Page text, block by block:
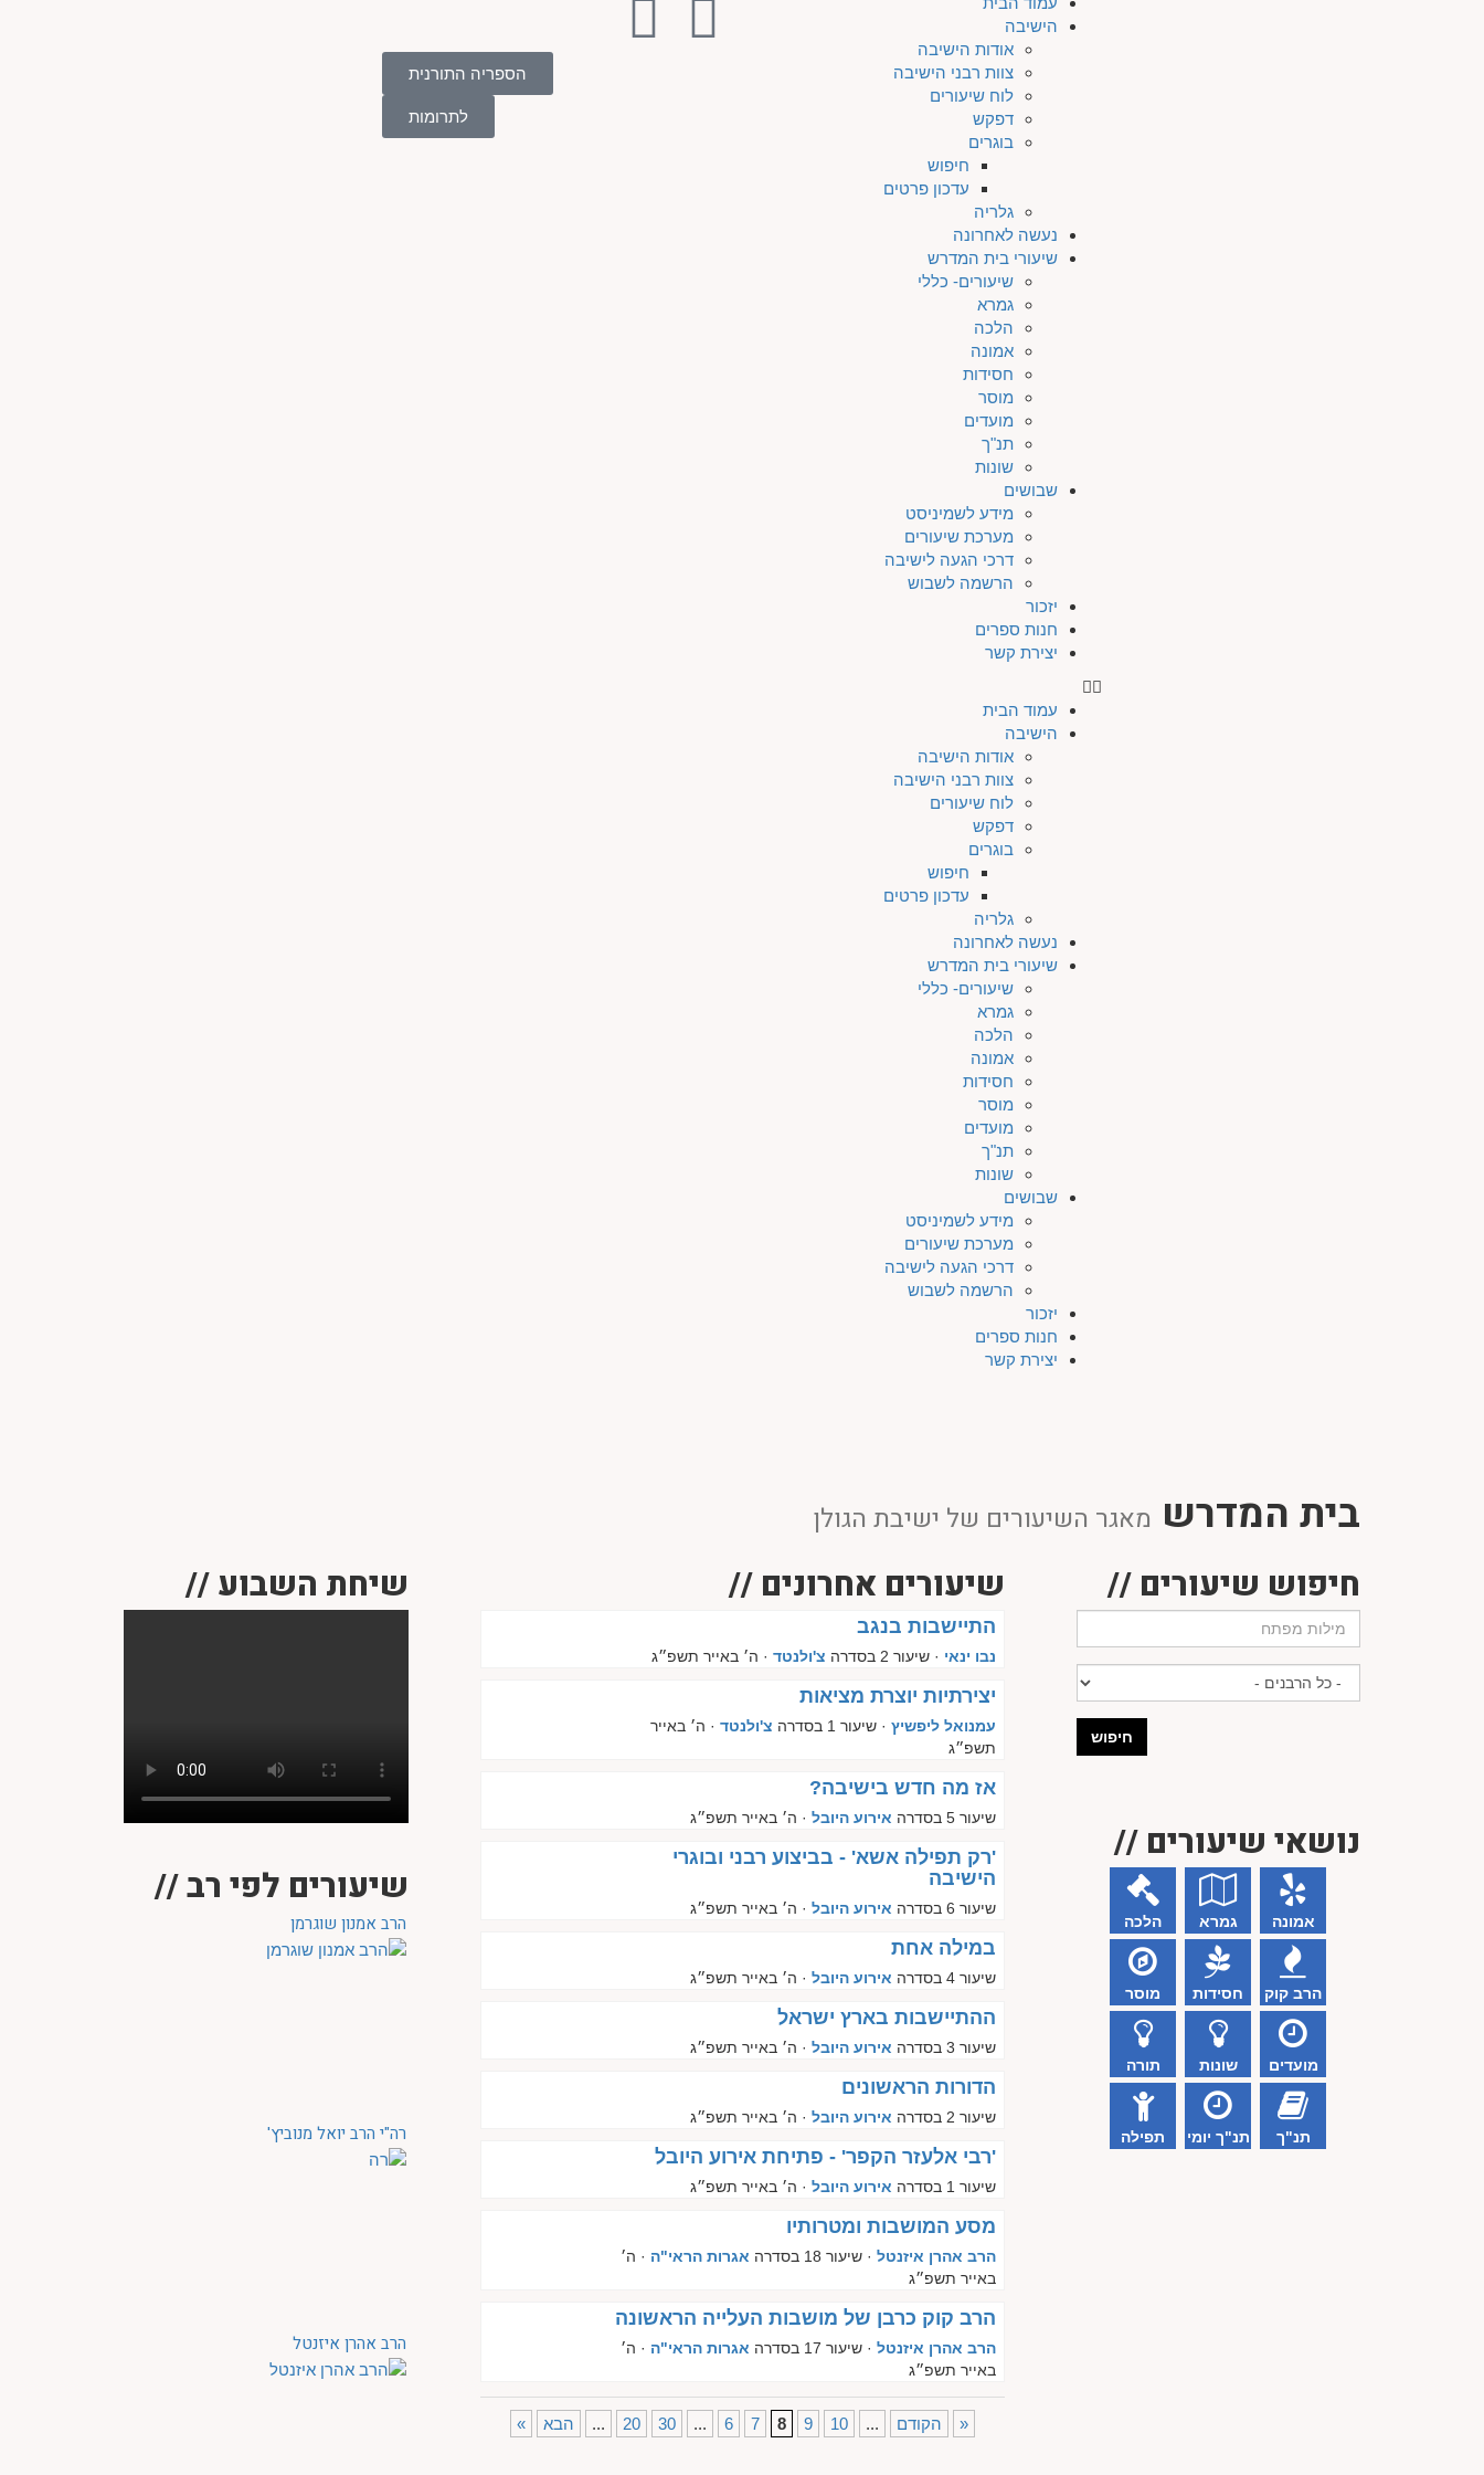
הישיבה
אודות הישיבה
צוות רבני הישיבה
לוח שיעורים
דפקש
בוגרים
חיפוש
עדכון פרטים
גלריה
נעשה לאחרונה
שיעורי בית המדרש
שיעורים- כללי
גמרא
הלכה
אמונה
חסידות
מוסר
מועדים
תנ"ך
שונות
שבושים
מידע לשמיניסט
מערכת שיעורים
דרכי הגעה לישיבה
הרשמה לשבוש
יזכור
חנות ספרים
יצירת קשר
עמוד הבית
הישיבה
אודות הישיבה
צוות רבני הישיבה
לוח שיעורים
דפקש
בוגרים
חיפוש
עדכון פרטים
גלריה
נעשה לאחרונה
שיעורי בית המדרש
שיעורים- כללי
גמרא
הלכה
אמונה
חסידות
מוסר
מועדים
תנ"ך
שונות
שבושים
מידע לשמיניסט
מערכת שיעורים
דרכי הגעה לישיבה
הרשמה לשבוש
יזכור
חנות ספרים
יצירת קשר
הספריה התורנית
לתרומות
בית המדרש מאגר השיעורים של ישיבת הגולן
חיפוש שיעורים //
חיפוש
נושאי שיעורים //
אמונה גמרא הלכה
הרב קוק חסידות מוסר
מועדים שונות תורה
תנ"ך תנ"ך יומי תפילה
שיעורים אחרונים //
התיישבות בנגב
נבו ינאי · שיעור 2 בסדרה צ'ולנטד · ה׳ באייר תשפ״ג
יצירתיות יוצרת מציאות
עמנואל ליפשיץ · שיעור 1 בסדרה צ'ולנטד · ה׳ באייר
תשפ״ג
אז מה חדש בישיבה?
שיעור 5 בסדרה אירוע היובל · ה׳ באייר תשפ״ג
'רק תפילה אשא' - בביצוע רבני ובוגרי
הישיבה
שיעור 6 בסדרה אירוע היובל · ה׳ באייר תשפ״ג
במילה אחת
שיעור 4 בסדרה אירוע היובל · ה׳ באייר תשפ״ג
ההתיישבות בארץ ישראל
שיעור 3 בסדרה אירוע היובל · ה׳ באייר תשפ״ג
הדורות הראשונים
שיעור 2 בסדרה אירוע היובל · ה׳ באייר תשפ״ג
'רבי אלעזר הקפר' - פתיחת אירוע היובל
שיעור 1 בסדרה אירוע היובל · ה׳ באייר תשפ״ג
מסע המושבות ומטרותיו
הרב אהרן איזנטל · שיעור 18 בסדרה אגרות הראי"ה · ה׳
באייר תשפ״ג
הרב קוק כרבן של מושבות העלייה הראשונה
הרב אהרן איזנטל · שיעור 17 בסדרה אגרות הראי"ה · ה׳
באייר תשפ״ג
« הקודם ...
6 7 8 9 10
...
20 30
... הבא »
שיחת השבוע //
שיעורים לפי רב //
הרב אמנון שוגרמן
רה"י הרב יואל מנוביץ'
הרב אהרן איזנטל